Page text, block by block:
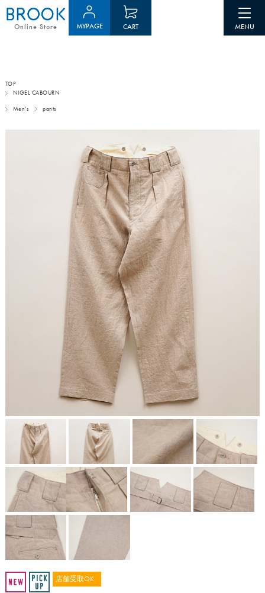
Online Store MYPAGE CART
TOP
NIGEL CABOURN
Men's pants
店舗受取OK